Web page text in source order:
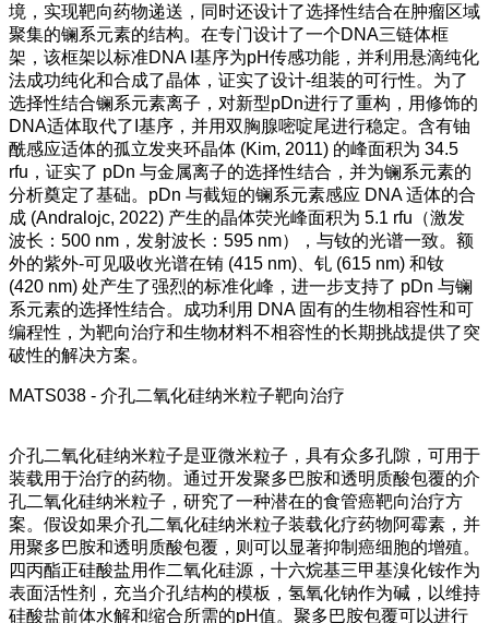
境，实现靶向药物递送，同时还设计了选择性结合在肿瘤区域
聚集的镧系元素的结构。在专门设计了一个DNA三链体框
架，该框架以标准DNA I基序为pH传感功能，并利用悬滴纯化
法成功纯化和合成了晶体，证实了设计-组装的可行性。为了
选择性结合镧系元素离子，对新型pDn进行了重构，用修饰的
DNA适体取代了I基序，并用双胸腺嘧啶尾进行稳定。含有铀
酰感应适体的孤立发夹环晶体 (Kim, 2011) 的峰面积为 34.5
rfu，证实了 pDn 与金属离子的选择性结合，并为镧系元素的
分析奠定了基础。pDn 与截短的镧系元素感应 DNA 适体的合
成 (Andralojc, 2022) 产生的晶体荧光峰面积为 5.1 rfu（激发
波长：500 nm，发射波长：595 nm），与钕的光谱一致。额
外的紫外-可见吸收光谱在铕 (415 nm)、钆 (615 nm) 和钕
(420 nm) 处产生了强烈的标准化峰，进一步支持了 pDn 与镧
系元素的选择性结合。成功利用 DNA 固有的生物相容性和可
编程性，为靶向治疗和生物材料不相容性的长期挑战提供了突
破性的解决方案。
MATS038 - 介孔二氧化硅纳米粒子靶向治疗
介孔二氧化硅纳米粒子是亚微米粒子，具有众多孔隙，可用于
装载用于治疗的药物。通过开发聚多巴胺和透明质酸包覆的介
孔二氧化硅纳米粒子，研究了一种潜在的食管癌靶向治疗方
案。假设如果介孔二氧化硅纳米粒子装载化疗药物阿霉素，并
用聚多巴胺和透明质酸包覆，则可以显著抑制癌细胞的增殖。
四丙酯正硅酸盐用作二氧化硅源，十六烷基三甲基溴化铵作为
表面活性剂，充当介孔结构的模板，氢氧化钠作为碱，以维持
硅酸盐前体水解和缩合所需的pH值。聚多巴胺包覆可以进行